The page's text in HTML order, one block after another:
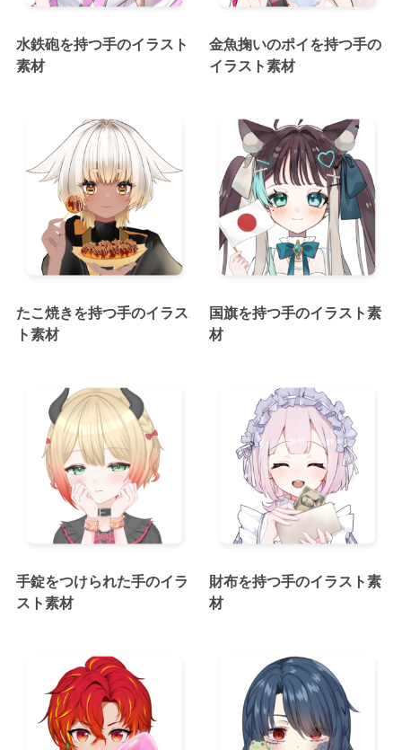
水鉄砲を持つ手のイラスト
素材
金魚掬いのポイを持つ手の
イラスト素材
たこ焼きを持つ手のイラス
ト素材
国旗を持つ手のイラスト素
材
手錠をつけられた手のイラ
スト素材
財布を持つ手のイラスト素
材